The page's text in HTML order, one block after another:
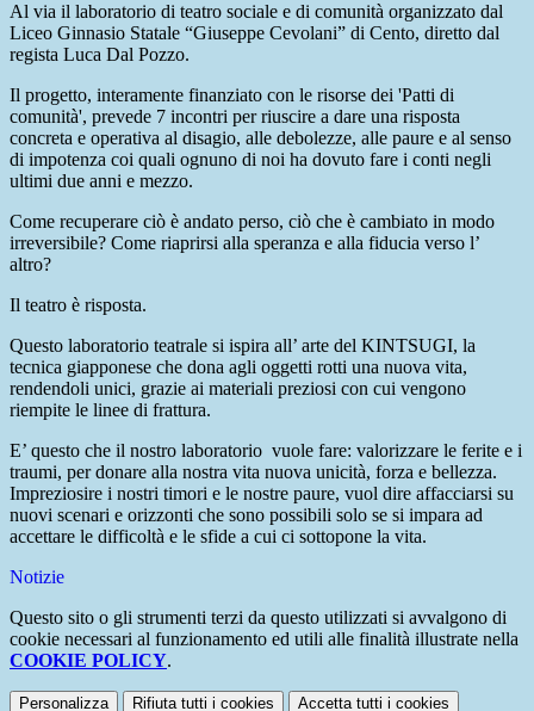
Al via il laboratorio di teatro sociale e di comunità organizzato dal
Liceo Ginnasio Statale “Giuseppe Cevolani” di Cento, diretto dal
regista Luca Dal Pozzo.
Il progetto, interamente finanziato con le risorse dei 'Patti di
comunità', prevede 7 incontri per riuscire a dare una risposta
concreta e operativa al disagio, alle debolezze, alle paure e al senso
di impotenza coi quali ognuno di noi ha dovuto fare i conti negli
ultimi due anni e mezzo.
Come recuperare ciò è andato perso, ciò che è cambiato in modo
irreversibile? Come riaprirsi alla speranza e alla fiducia verso l’
altro?
Il teatro è risposta.
Questo laboratorio teatrale si ispira all’ arte del KINTSUGI, la
tecnica giapponese che dona agli oggetti rotti una nuova vita,
rendendoli unici, grazie ai materiali preziosi con cui vengono
riempite le linee di frattura.
E’ questo che il nostro laboratorio vuole fare: valorizzare le ferite e i
traumi, per donare alla nostra vita nuova unicità, forza e bellezza.
Impreziosire i nostri timori e le nostre paure, vuol dire affacciarsi su
nuovi scenari e orizzonti che sono possibili solo se si impara ad
accettare le difficoltà e le sfide a cui ci sottopone la vita.
Notizie
Questo sito o gli strumenti terzi da questo utilizzati si avvalgono di
cookie necessari al funzionamento ed utili alle finalità illustrate nella
COOKIE POLICY.
Personalizza Rifiuta tutti i cookies Accetta tutti i cookies